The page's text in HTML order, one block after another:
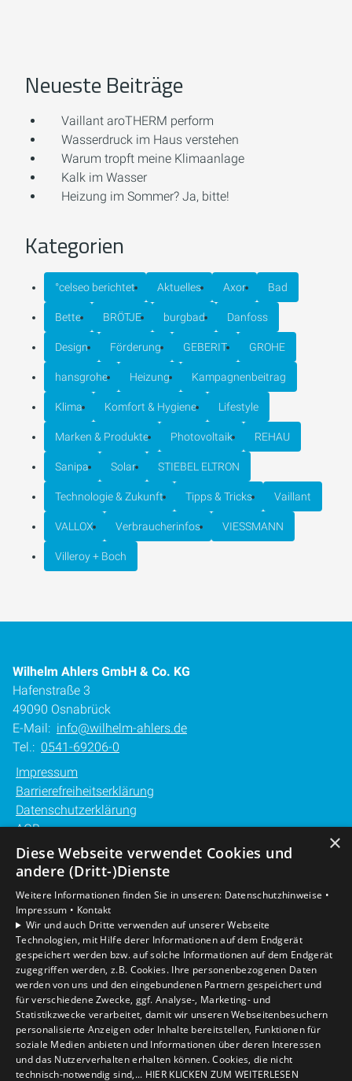
Neueste Beiträge
Vaillant aroTHERM perform
Wasserdruck im Haus verstehen
Warum tropft meine Klimaanlage
Kalk im Wasser
Heizung im Sommer? Ja, bitte!
Kategorien
°celseo berichtet Aktuelles Axor Bad
Bette BRÖTJE burgbad Danfoss
Design Förderung GEBERIT GROHE
hansgrohe Heizung Kampagnenbeitrag
Klima Komfort & Hygiene Lifestyle
Marken & Produkte Photovoltaik REHAU
Sanipa Solar STIEBEL ELTRON
Technologie & Zukunft Tipps & Tricks Vaillant
VALLOX Verbraucherinfos VIESSMANN
Villeroy + Boch
Wilhelm Ahlers GmbH & Co. KG
Hafenstraße 3
49090 Osnabrück
E-Mail: info@wilhelm-ahlers.de
Tel.: 0541-69206-0
Impressum
Barrierefreiheitserklärung
Datenschutzerklärung
AGB
Unsere Bereiche
Gewerbekunden
Karriere
Unternehmen
Kontakt
×
Diese Webseite verwendet Cookies und
andere (Dritt-)Dienste
Weitere Informationen finden Sie in unseren: Datenschutzhinweise •
Impressum • Kontakt
Wir und auch Dritte verwenden auf unserer Webseite
Technologien, mit Hilfe derer Informationen auf dem Endgerät
gespeichert werden bzw. auf solche Informationen auf dem Endgerät
zugegriffen werden, z.B. Cookies. Ihre personenbezogenen Daten
werden von uns und den eingebundenen Partnern gespeichert und
für verschiedene Zwecke, ggf. Analyse-, Marketing- und
Statistikzwecke verarbeitet, damit wir unseren Webseitenbesuchern
personalisierte Anzeigen oder Inhalte bereitstellen, Funktionen für
soziale Medien anbieten und Informationen über deren Interessen
und das Nutzerverhalten erhalten können. Cookies, die nicht
technisch-notwendig sind,... HIER KLICKEN ZUM WEITERLESEN